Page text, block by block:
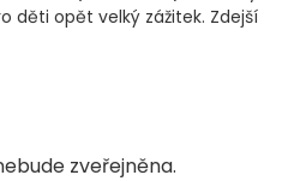
děti opět velký zážitek. Zdejší
zveřejněna.